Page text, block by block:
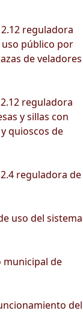
reguladora
público por
de veladores
reguladora
y sillas con
quioscos de
reguladora de
uso del sistema
municipal de
del